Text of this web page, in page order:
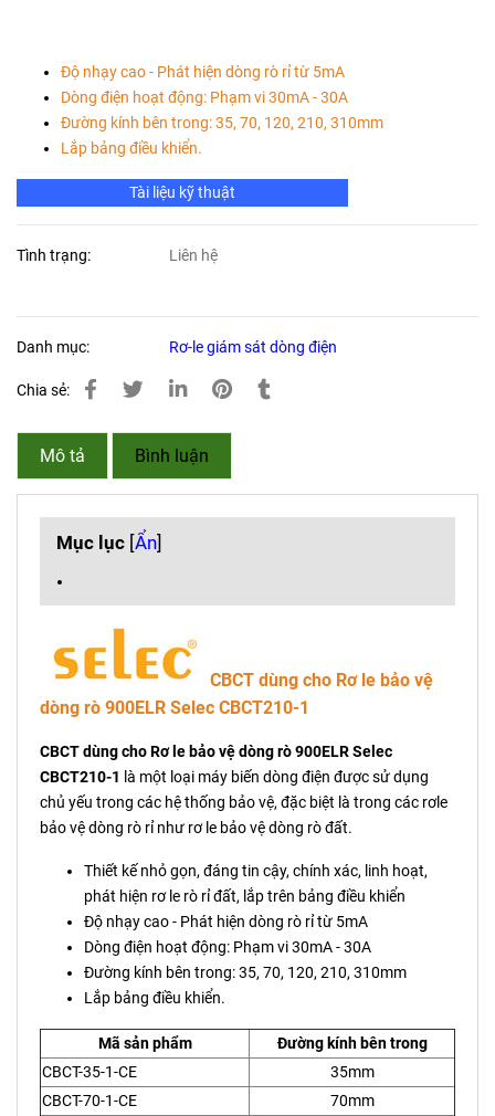
Độ nhạy cao - Phát hiện dòng rò rỉ từ 5mA
Dòng điện hoạt động: Phạm vi 30mA - 30A
Đường kính bên trong: 35, 70, 120, 210, 310mm
Lắp bảng điều khiển.
Tài liệu kỹ thuật
Tình trạng: Liên hệ
Danh mục: Rơ-le giám sát dòng điện
Chia sẻ:
Mô tả Bình luận
Mục lục [Ẩn]
CBCT dùng cho Rơ le bảo vệ
dòng rò 900ELR Selec CBCT210-1
CBCT dùng cho Rơ le bảo vệ dòng rò 900ELR Selec
CBCT210-1 là một loại máy biến dòng điện được sử dụng
chủ yếu trong các hệ thống bảo vệ, đặc biệt là trong các rơle
bảo vệ dòng rò rỉ như rơ le bảo vệ dòng rò đất.
Thiết kế nhỏ gọn, đáng tin cậy, chính xác, linh hoạt,
phát hiện rơ le rò rỉ đất, lắp trên bảng điều khiển
Độ nhạy cao - Phát hiện dòng rò rỉ từ 5mA
Dòng điện hoạt động: Phạm vi 30mA - 30A
Đường kính bên trong: 35, 70, 120, 210, 310mm
Lắp bảng điều khiển.
Mã sản phẩm
Đường kính bên trong
CBCT-35-1-CE
35mm
CBCT-70-1-CE
70mm